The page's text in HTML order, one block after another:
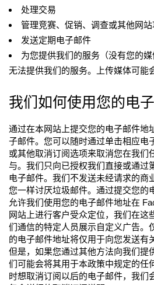
处理交易
管理竞赛、促销、调查或其他网
发送定期电子邮件
为您提供我们的服务（没有您的
无法提供我们的服务。上传媒体可能
我们如何使用您的电
通过在本网站上提交您的电子邮件地
子邮件。您可以随时通过单击相应电
或其他取消订阅选项来取消您在我们
与。我们只向已授权我们直接或通过
电子邮件。我们不发送未经请求的商
您一样讨厌垃圾邮件。通过提交您的
允许我们使用您的电子邮件地址在
网站上进行客户受众定位，我们在这
们通信的特定人员展示自定义广告。
的电子邮件地址将仅用于向您发送有
但是，如果您通过其他方法向我们提
们可能会将其用于本政策中规定的任
时想取消订阅以后的电子邮件，我们